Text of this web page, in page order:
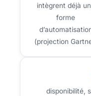
intègrent déjà
forme
(projection
disponibilité,